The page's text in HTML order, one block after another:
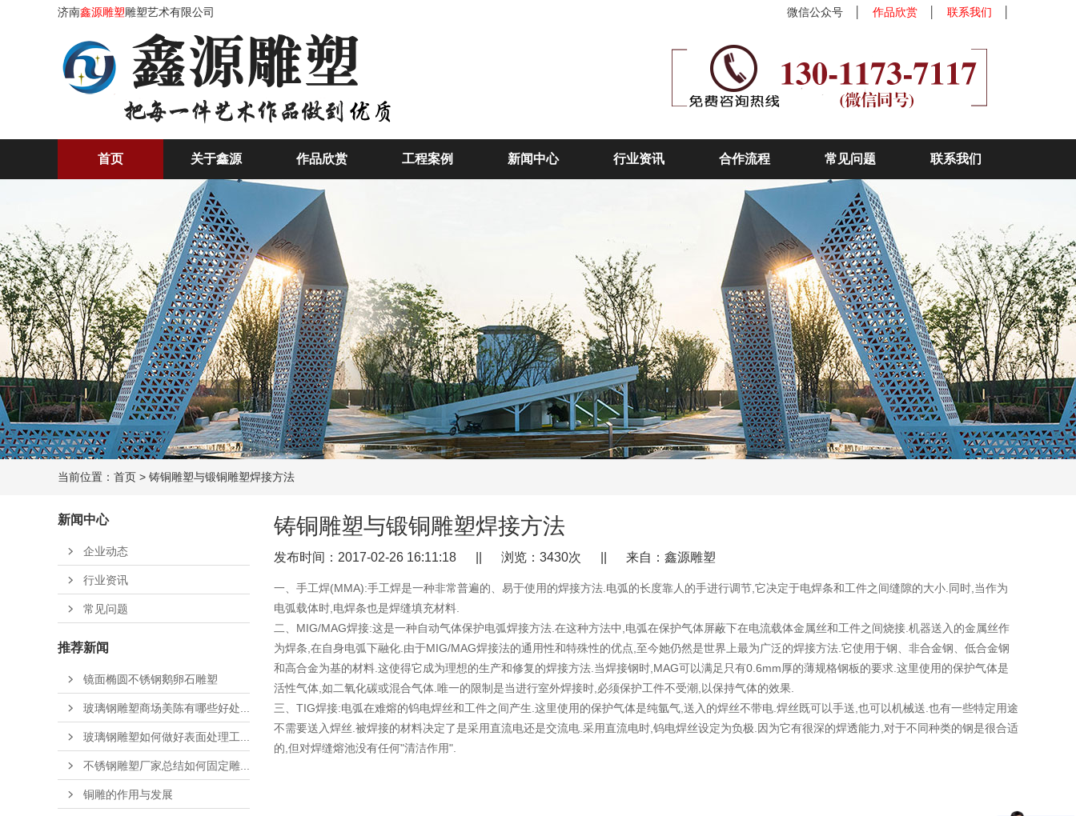
济南鑫源雕塑雕塑艺术有限公司 微信公众号 作品欣赏 联系我们
首页 关于鑫源 作品欣赏 工程案例 新闻中心 行业资讯 合作流程 常见问题 联系我们
当前位置： 首页 > 铸铜雕塑与锻铜雕塑焊接方法
新闻中心
企业动态
行业资讯
常见问题
推荐新闻
镜面椭圆不锈钢鹅卵石雕塑
玻璃钢雕塑商场美陈有哪些好处...
玻璃钢雕塑如何做好表面处理工...
不锈钢雕塑厂家总结如何固定雕...
铜雕的作用与发展
铸铜雕塑与锻铜雕塑焊接方法
发布时间：2017-02-26 16:11:18 || 浏览：3430次 || 来自：鑫源雕塑
一、手工焊(MMA):手工焊是一种非常普遍的、易于使用的焊接方法.电弧的长度靠人的手进行调节,它决定于电焊条和工件之间缝隙的大小.同时,当作为
电弧载体时,电焊条也是焊缝填充材料.
二、MIG/MAG焊接:这是一种自动气体保护电弧焊接方法.在这种方法中,电弧在保护气体屏蔽下在电流载体金属丝和工件之间烧接.机器送入的金属丝作
为焊条,在自身电弧下融化.由于MIG/MAG焊接法的通用性和特殊性的优点,至今她仍然是世界上最为广泛的焊接方法.它使用于钢、非合金钢、低合金钢
和高合金为基的材料.这使得它成为理想的生产和修复的焊接方法.当焊接钢时,MAG可以满足只有0.6mm厚的薄规格钢板的要求.这里使用的保护气体是
活性气体,如二氧化碳或混合气体.唯一的限制是当进行室外焊接时,必须保护工件不受潮,以保持气体的效果.
三、TIG焊接:电弧在难熔的钨电焊丝和工件之间产生.这里使用的保护气体是纯氩气,送入的焊丝不带电.焊丝既可以手送,也可以机械送.也有一些特定用途
不需要送入焊丝.被焊接的材料决定了是采用直流电还是交流电.采用直流电时,钨电焊丝设定为负极.因为它有很深的焊透能力,对于不同种类的钢是很合适
的,但对焊缝熔池没有任何"清洁作用".